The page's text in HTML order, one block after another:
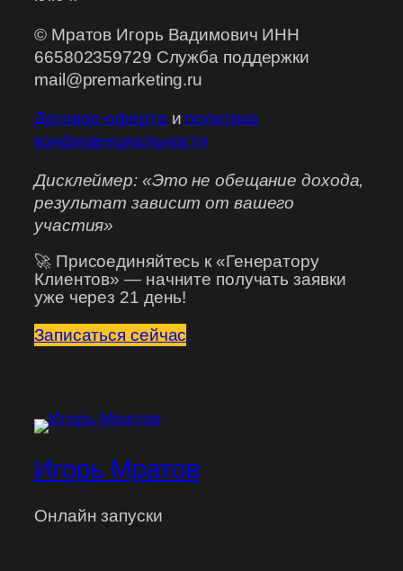
© Мратов Игорь Вадимович ИНН
665802359729 Служба поддержки
mail@premarketing.ru
Договор-офертаи политика
конфиденциальности
Дисклеймер: «Это не обещание дохода,
результат зависит от вашего
участия»
🚀 Присоединяйтесь к «Генератору
Клиентов» — начните получать заявки
уже через 21 день!
Записаться сейчас
Игорь Мратов
Онлайн запуски